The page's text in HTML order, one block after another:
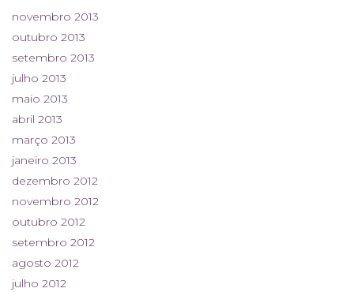
novembro 2013
outubro 2013
setembro 2013
julho 2013
maio 2013
abril 2013
março 2013
janeiro 2013
dezembro 2012
novembro 2012
outubro 2012
setembro 2012
agosto 2012
julho 2012